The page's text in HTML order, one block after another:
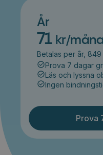
År
71 kr/
Betalas per år,
Prova 7 dagar
Läs och lyssna
Ingen
Prova